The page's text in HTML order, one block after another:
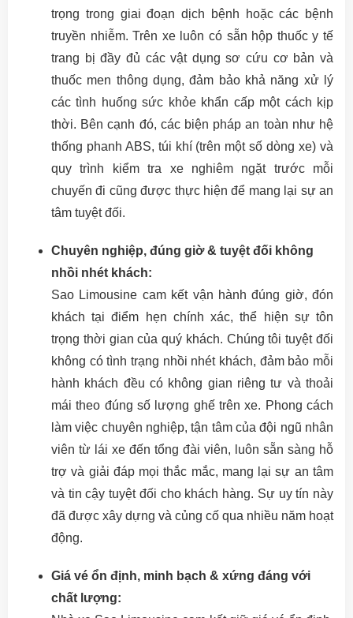
trọng trong giai đoạn dịch bệnh hoặc các bệnh
truyền nhiễm. Trên xe luôn có sẵn hộp thuốc y tế
trang bị đầy đủ các vật dụng sơ cứu cơ bản và
thuốc men thông dụng, đảm bảo khả năng xử lý
các tình huống sức khỏe khẩn cấp một cách kịp
thời. Bên cạnh đó, các biện pháp an toàn như hệ
thống phanh ABS, túi khí (trên một số dòng xe) và
quy trình kiểm tra xe nghiêm ngặt trước mỗi
chuyến đi cũng được thực hiện để mang lại sự an
tâm tuyệt đối.
Chuyên nghiệp, đúng giờ & tuyệt đối không
nhồi nhét khách:
Sao Limousine cam kết vận hành đúng giờ, đón
khách tại điểm hẹn chính xác, thể hiện sự tôn
trọng thời gian của quý khách. Chúng tôi tuyệt đối
không có tình trạng nhồi nhét khách, đảm bảo mỗi
hành khách đều có không gian riêng tư và thoải
mái theo đúng số lượng ghế trên xe. Phong cách
làm việc chuyên nghiệp, tận tâm của đội ngũ nhân
viên từ lái xe đến tổng đài viên, luôn sẵn sàng hỗ
trợ và giải đáp mọi thắc mắc, mang lại sự an tâm
và tin cậy tuyệt đối cho khách hàng. Sự uy tín này
đã được xây dựng và củng cố qua nhiều năm hoạt
động.
Giá vé ổn định, minh bạch & xứng đáng với
chất lượng: